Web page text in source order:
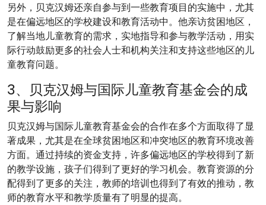
另外，贝克汉姆还亲自参与到一些教育项目的实施中，尤其
是在偏远地区的学校建设和教育活动中。他亲访贫困地区，
了解当地儿童教育的需求，实地指导和参与教学活动，用实
际行动鼓励更多的社会人士和机构关注和支持这些地区的儿
童教育问题。
3、贝克汉姆与国际儿童教育基金会的成
果与影响
贝克汉姆与国际儿童教育基金会的合作在多个方面取得了显
著成果，尤其是在全球贫困地区和冲突地区的教育环境改善
方面。通过持续的资金支持，许多偏远地区的学校得到了新
的教学设施，孩子们得到了更好的学习机会。教育资源的分
配得到了更多的关注，教师的培训也得到了有效的推动，教
师的教育水平和教学质量有了明显的提高。